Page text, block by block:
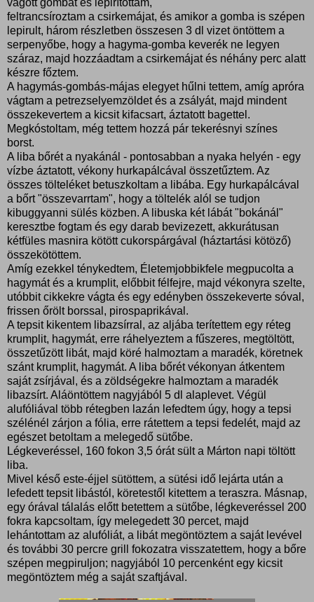
feltrancsíroztam a csirkemájat, és amikor a gomba is szépen
lepirult, három részletben összesen 3 dl vizet öntöttem a
serpenyőbe, hogy a hagyma-gomba keverék ne legyen
száraz, majd hozzáadtam a csirkemájat és néhány perc alatt
készre főztem.
A hagymás-gombás-májas elegyet hűlni tettem, amíg apróra
vágtam a petrezselyemzöldet és a zsályát, majd mindent
összekevertem a kicsit kifacsart, áztatott bagettel.
Megkóstoltam, még tettem hozzá pár tekerésnyi színes
borst.
A liba bőrét a nyakánál - pontosabban a nyaka helyén - egy
vízbe áztatott, vékony hurkapálcával összetűztem. Az
összes tölteléket betuszkoltam a libába. Egy hurkapálcával
a bőrt "összevarrtam", hogy a töltelék alól se tudjon
kibuggyanni sülés közben. A libuska két lábát "bokánál"
keresztbe fogtam és egy darab bevizezett, akkurátusan
kétfüles masnira kötött cukorspárgával (háztartási kötöző)
összekötöttem.
Amíg ezekkel ténykedtem, Életemjobbikfele megpucolta a
hagymát és a krumplit, előbbit félfejre, majd vékonyra szelte,
utóbbit cikkekre vágta és egy edényben összekeverte sóval,
frissen őrölt borssal, pirospaprikával.
A tepsit kikentem libazsírral, az aljába terítettem egy réteg
krumplit, hagymát, erre ráhelyeztem a fűszeres, megtöltött,
összetűzött libát, majd köré halmoztam a maradék, köretnek
szánt krumplit, hagymát. A liba bőrét vékonyan átkentem
saját zsírjával, és a zöldségekre halmoztam a maradék
libazsírt. Aláöntöttem nagyjából 5 dl alaplevet. Végül
alufóliával több rétegben lazán lefedtem úgy, hogy a tepsi
szélénél zárjon a fólia, erre rátettem a tepsi fedelét, majd az
egészet betoltam a melegedő sütőbe.
Légkeveréssel, 160 fokon 3,5 órát sült a Márton napi töltött
liba.
Mivel késő este-éjjel sütöttem, a sütési idő lejárta után a
lefedett tepsit libástól, köretestől kitettem a teraszra. Másnap,
egy órával tálalás előtt betettem a sütőbe, légkeveréssel 200
fokra kapcsoltam, így melegedett 30 percet, majd
lehántottam az alufóliát, a libát megöntöztem a saját levével
és további 30 percre grill fokozatra visszatettem, hogy a bőre
szépen megpiruljon; nagyjából 10 percenként egy kicsit
megöntöztem még a saját szaftjával.